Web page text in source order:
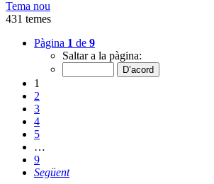
Tema nou
431 temes
Pàgina 1 de 9
Saltar a la pàgina:
1
2
3
4
5
…
9
Següent